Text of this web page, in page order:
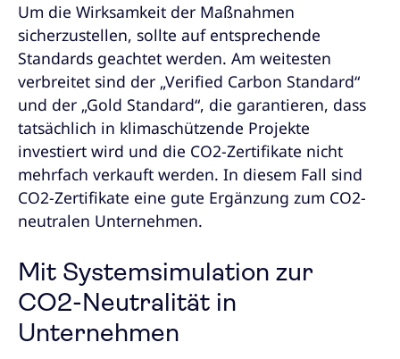
Um die Wirksamkeit der Maßnahmen
sicherzustellen, sollte auf entsprechende
Standards geachtet werden. Am weitesten
verbreitet sind der „Verified Carbon Standard“
und der „Gold Standard“, die garantieren, dass
tatsächlich in klimaschützende Projekte
investiert wird und die CO2-Zertifikate nicht
mehrfach verkauft werden. In diesem Fall sind
CO2-Zertifikate eine gute Ergänzung zum CO2-
neutralen Unternehmen.
Mit Systemsimulation zur
CO2-Neutralität in
Unternehmen